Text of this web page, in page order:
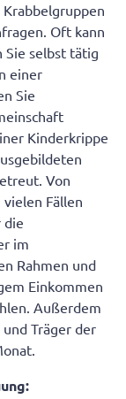
Oft kann
Sie selbst tätig
einer
Sie
Kinderkrippe
Von
Fällen
die
im
Rahmen und
Einkommen
Außerdem
Träger der